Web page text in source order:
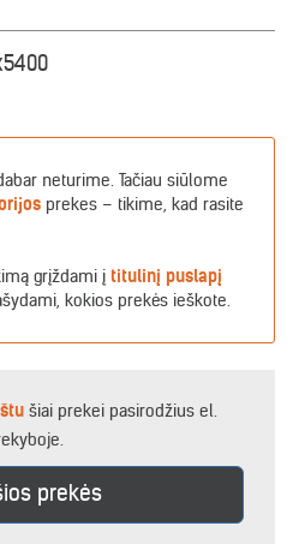
neturime. Tačiau siūlome
prekes – tikime, kad rasite
grįždami į titulinį puslapį
kokios prekės ieškote.
šiai prekei pasirodžius el.
prekės